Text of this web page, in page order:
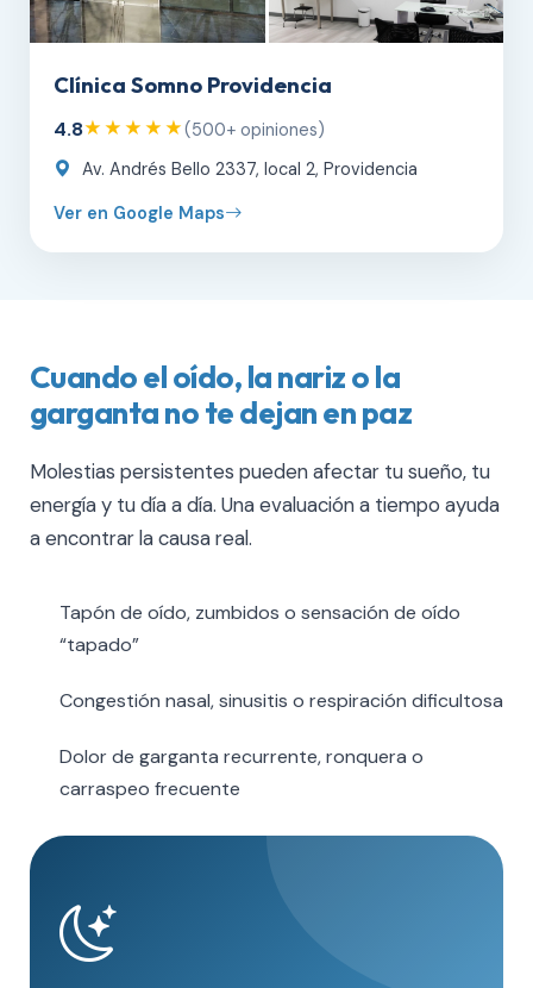
Clínica Somno Providencia
4.8★★★★★(500+ opiniones)
Av. Andrés Bello 2337, local 2, Providencia
Ver en Google Maps
Cuando el oído, la nariz o la
garganta no te dejan en paz
Molestias persistentes pueden afectar tu sueño, tu
energía y tu día a día. Una evaluación a tiempo ayuda
a encontrar la causa real.
Tapón de oído, zumbidos o sensación de oído
“tapado”
Congestión nasal, sinusitis o respiración dificultosa
Dolor de garganta recurrente, ronquera o
carraspeo frecuente